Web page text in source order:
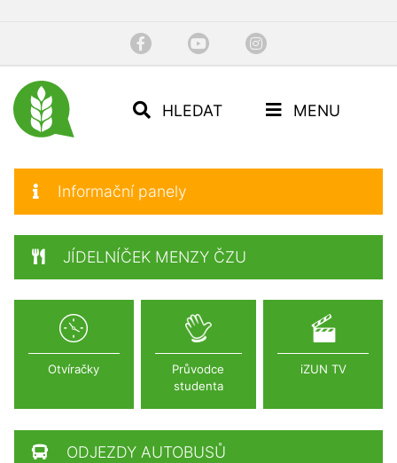
HLEDAT MENU
Informační panely
JÍDELNÍČEK MENZY ČZU
Otvíračky
Průvodce
studenta
iZUN TV
ODJEZDY AUTOBUSŮ